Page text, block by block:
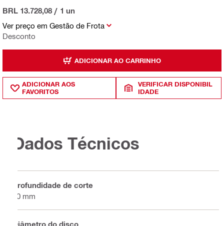
Ver preço em Gestão de Frota
Desconto
BRL 13.728,08 / 1 un
ADICIONAR AO CARRINHO
ADICIONAR AOS
FAVORITOS
VERIFICAR DISPONIBIL
IDADE
Dados Técnicos
Profundidade de corte
50 mm
Diâmetro do disco